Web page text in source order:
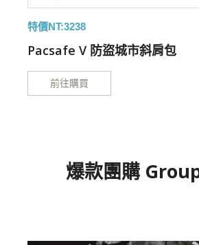
特價NT:3238
Pacsafe V 防盜城市斜肩包
前往購買
爆款團購